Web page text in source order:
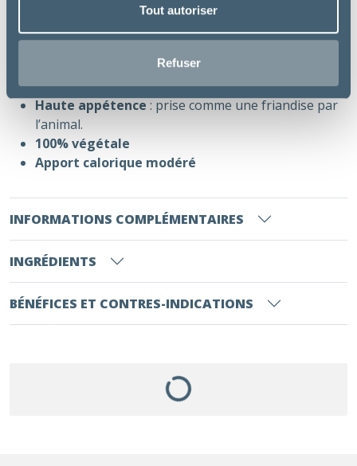
Tout autoriser
Refuser
: réduit la formation de tartre de 70%
Anti-plaque: réduit la formation de la plaque
Forme en Z brevetée: pour une action mécanique
brossante
Haute appétence : prise comme une friandise par
l’animal.
100% végétale
Apport calorique modéré
INFORMATIONS COMPLÉMENTAIRES
INGRÉDIENTS
BÉNÉFICES ET CONTRES-INDICATIONS